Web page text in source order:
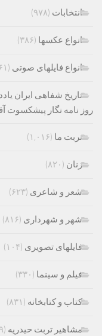
انتخابات (۹۷۸)
انواع عکسها (۳۸۶)
انواع فایلهای صوتی (۶۱)
تاریخ شفاهی ایران
روز نامه نگار پیشکسوت
تربت ما (۱,۰۱۶)
زنان (۸۲۰)
شعر و شاعری (۶۲۳)
شهر و شهرداری (۸۱۶)
فایلهای تصویری (۱۰۴)
فیلم و سینما (۳۳۰)
کتاب و کتابخانه (۸۳۱)
مشاهیر تربت حیدریه (۵۷۹)